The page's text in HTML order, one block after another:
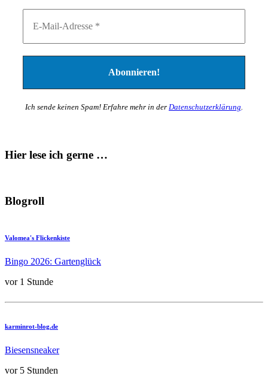
Ich sende keinen Spam! Erfahre mehr in der Datenschutzerklärung.
Hier lese ich gerne …
Blogroll
Valomea's Flickenkiste
Bingo 2026: Gartenglück
vor 1 Stunde
karminrot-blog.de
Biesensneaker
vor 5 Stunden